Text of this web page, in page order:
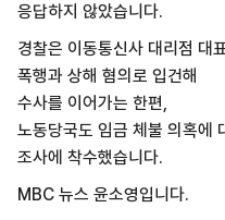
응답하지 않았습니다.
경찰은 이동통신사 대리점 대
폭행과 상해 혐의로 입건해
수사를 이어가는 한편,
노동당국도 임금 체불 의혹에
조사에 착수했습니다.
MBC 뉴스 윤소영입니다.